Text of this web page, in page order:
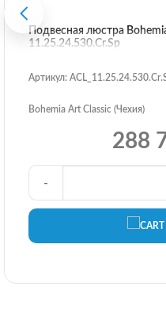
Подвесная люстра
11.25.24.530.Cr.Sp
Артикул:
Bohemia Art Classic (Чехия)
288
-